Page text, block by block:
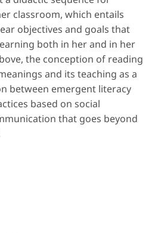
classroom, which entails
objectives and goals that
both in her and in her
the conception of reading
and its teaching as a
between emergent literacy
based on social
that goes beyond